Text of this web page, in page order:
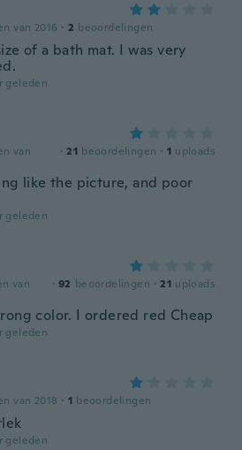
van 2016 · 2 beoordelingen
of a bath mat. I was very
geleden
van
· 21 beoordelingen · 1 uploads
like the picture, and poor
geleden
van
· 92 beoordelingen · 21 uploads
color. I ordered red Cheap
geleden
van 2018 · 1 beoordelingen
geleden